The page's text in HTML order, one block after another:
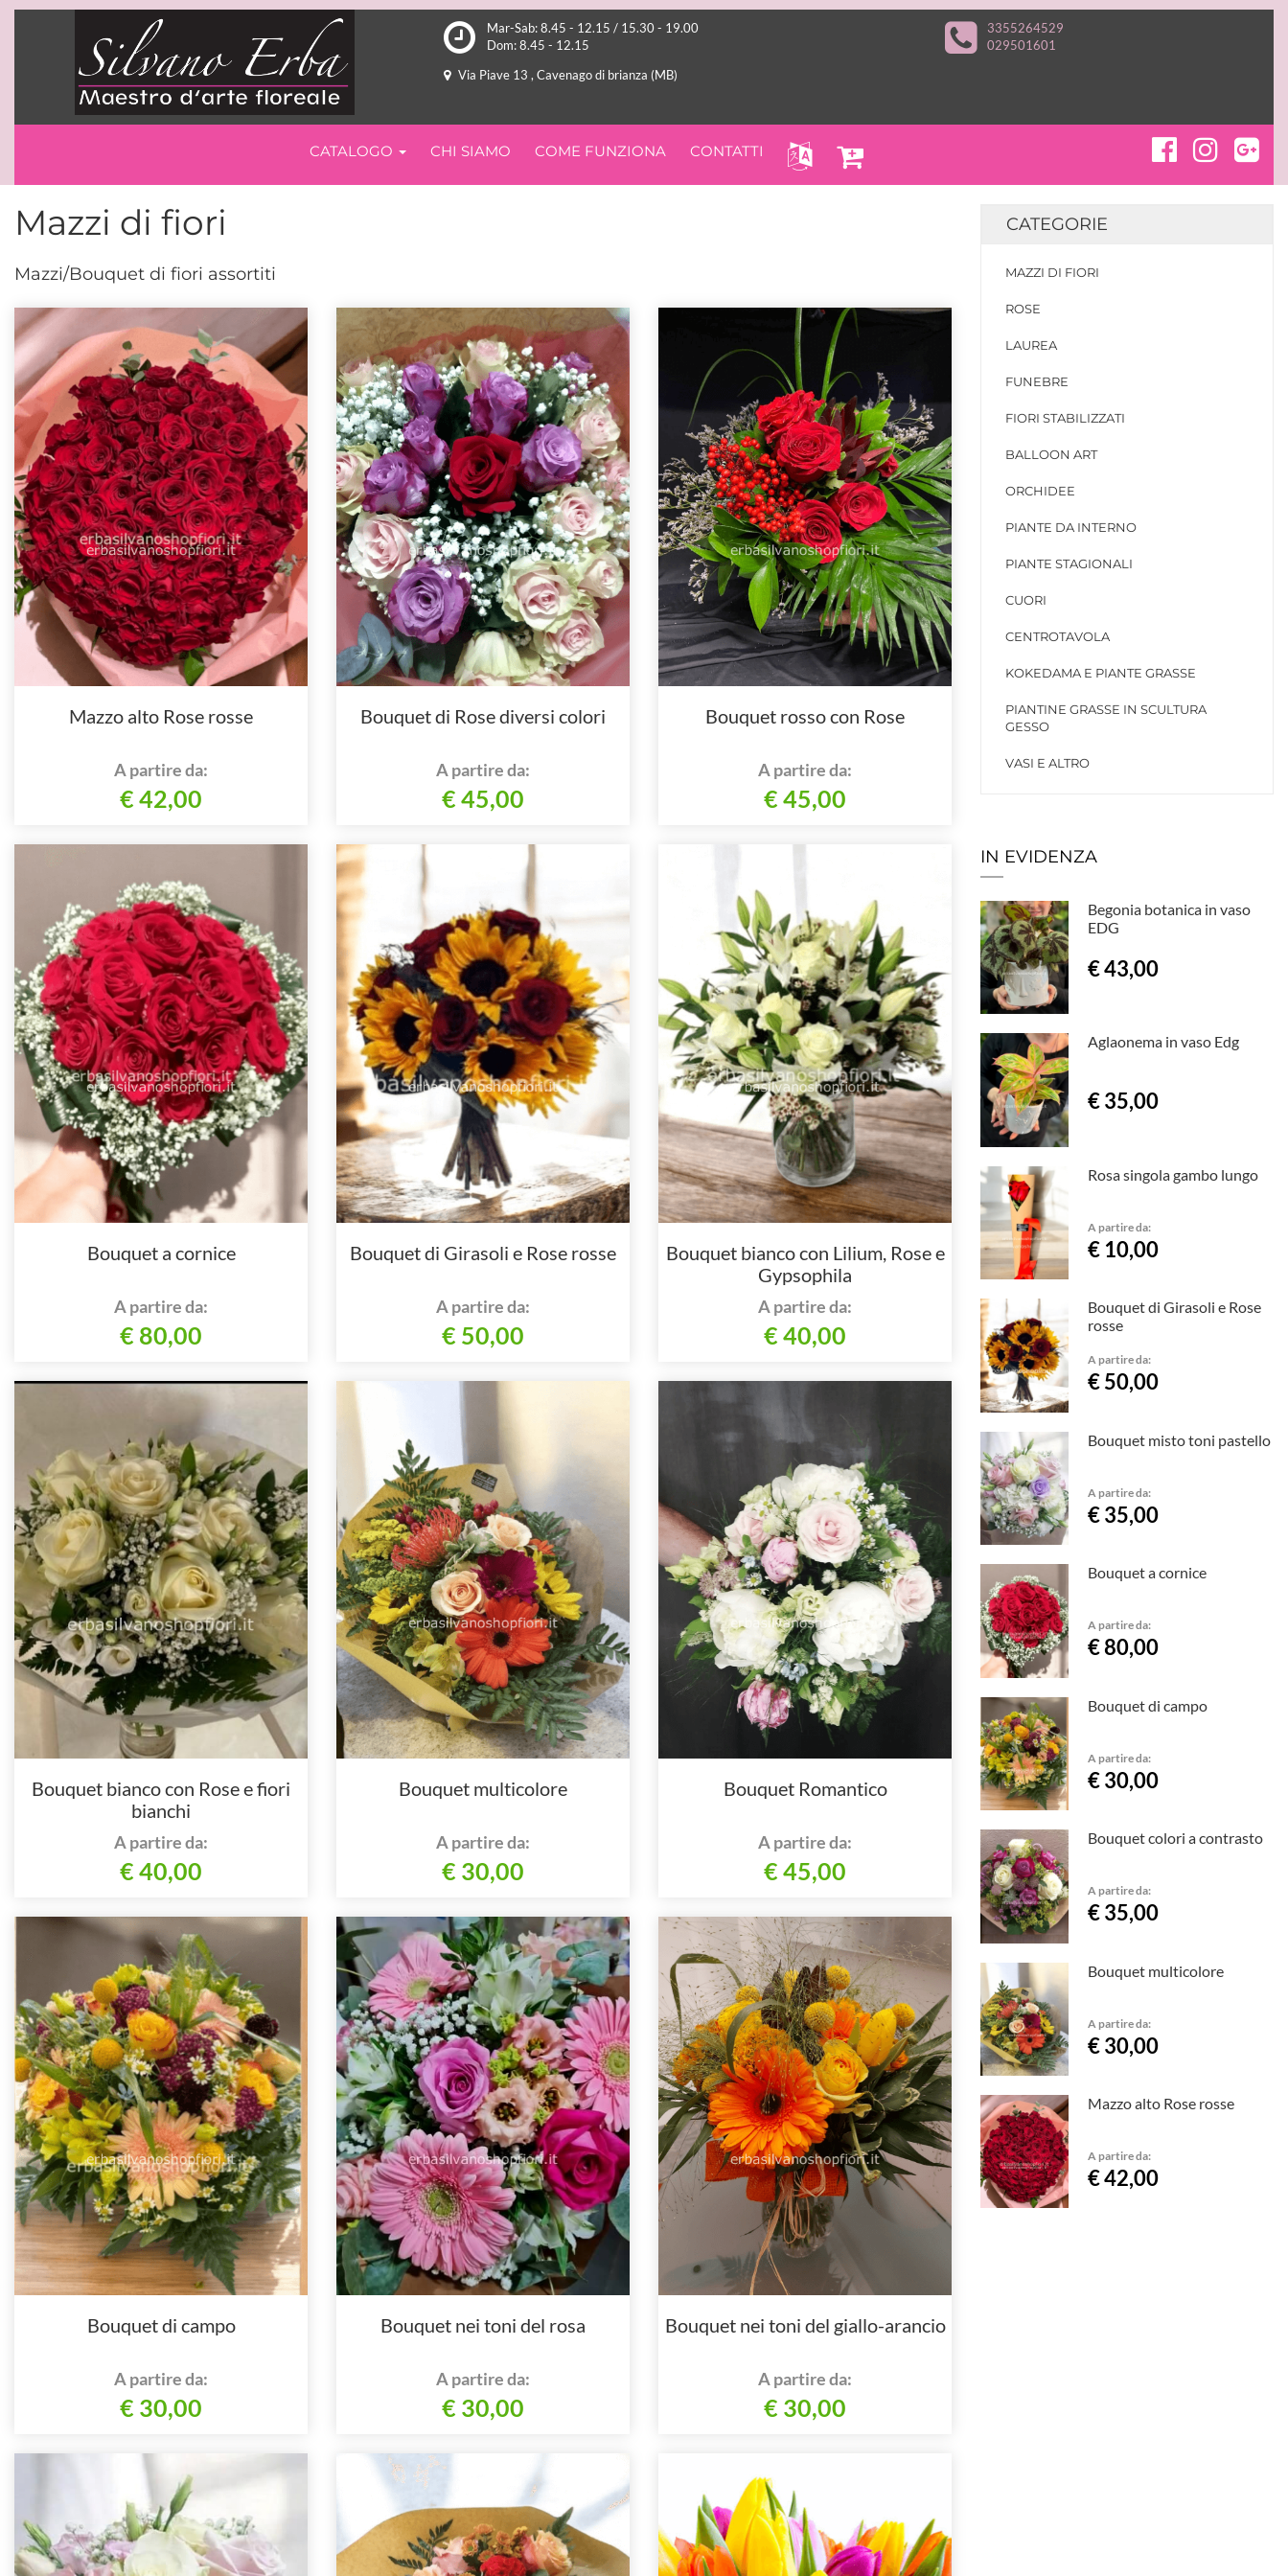
Mar-Sab: 8.45 - 12.15 / 15.30 - 19.00
Dom: 8.45 - 12.15
3355264529
029501601
Via Piave 13 , Cavenago di brianza (MB)
CATALOGO CHI SIAMO COME FUNZIONA CONTATTI
Mazzi di fiori
Mazzi/Bouquet di fiori assortiti
Mazzo alto Rose rosse
A partire da:
€ 42,00
Bouquet di Rose diversi colori
A partire da:
€ 45,00
Bouquet rosso con Rose
A partire da:
€ 45,00
Bouquet a cornice
A partire da:
€ 80,00
Bouquet di Girasoli e Rose rosse
A partire da:
€ 50,00
Bouquet bianco con Lilium, Rose e
Gypsophila
A partire da:
€ 40,00
Bouquet bianco con Rose e fiori
bianchi
A partire da:
€ 40,00
Bouquet multicolore
A partire da:
€ 30,00
Bouquet Romantico
A partire da:
€ 45,00
Bouquet di campo
A partire da:
€ 30,00
Bouquet nei toni del rosa
A partire da:
€ 30,00
Bouquet nei toni del giallo-arancio
A partire da:
€ 30,00
CATEGORIE
MAZZI DI FIORI
ROSE
LAUREA
FUNEBRE
FIORI STABILIZZATI
BALLOON ART
ORCHIDEE
PIANTE DA INTERNO
PIANTE STAGIONALI
CUORI
CENTROTAVOLA
KOKEDAMA E PIANTE GRASSE
PIANTINE GRASSE IN SCULTURA
GESSO
VASI E ALTRO
IN EVIDENZA
Begonia botanica in vaso
EDG
€ 43,00
Aglaonema in vaso Edg
€ 35,00
Rosa singola gambo lungo
A partire da:
€ 10,00
Bouquet di Girasoli e Rose
rosse
A partire da:
€ 50,00
Bouquet misto toni pastello
A partire da:
€ 35,00
Bouquet a cornice
A partire da:
€ 80,00
Bouquet di campo
A partire da:
€ 30,00
Bouquet colori a contrasto
A partire da:
€ 35,00
Bouquet multicolore
A partire da:
€ 30,00
Mazzo alto Rose rosse
A partire da:
€ 42,00